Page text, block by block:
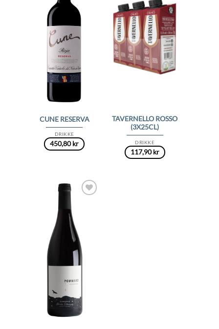
DRIKKE
CUNE RESERVA
450,80kr DRIKKE
TAVERNELLO ROSSO
(3X25CL)
117,90kr